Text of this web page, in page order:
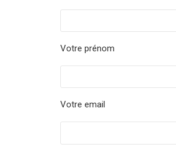
Votre prénom
Votre email